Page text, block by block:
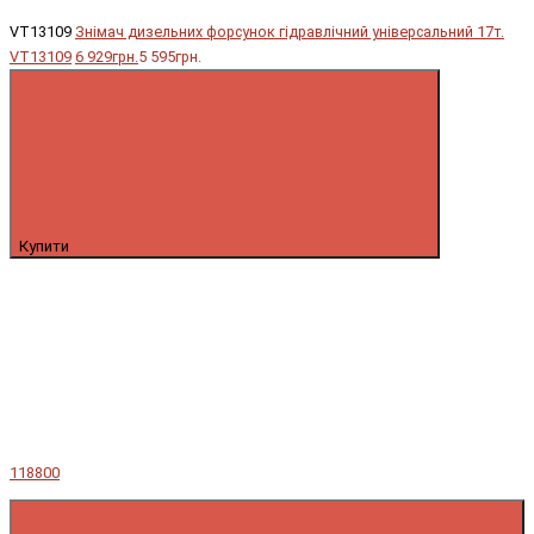
VT13109 Знімач дизельних форсунок гідравлічний універсальний 17т.
VT13109 6 929грн.5 595грн.
Купити
118800